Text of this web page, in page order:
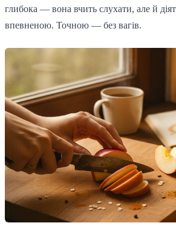
глибока — вона вчить слухати, але й
впевненою. Точною — без вагів.